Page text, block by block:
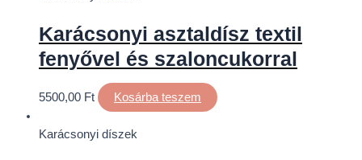
Karácsonyi asztaldísz textil
fenyővel és szaloncukorral
5500,00 Ft Kosárba teszem
Karácsonyi díszek